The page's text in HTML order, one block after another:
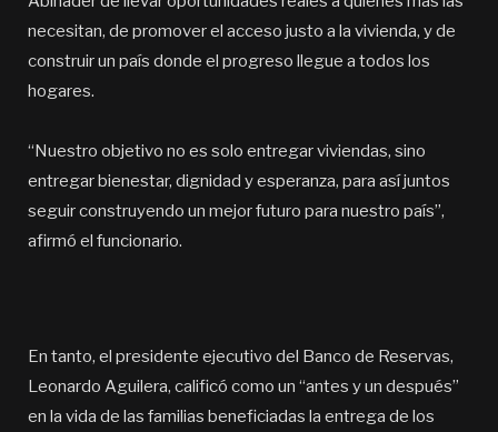
necesitan, de promover el acceso justo a la vivienda, y de
construir un país donde el progreso llegue a todos los
hogares.
“Nuestro objetivo no es solo entregar viviendas, sino
entregar bienestar, dignidad y esperanza, para así juntos
seguir construyendo un mejor futuro para nuestro país”,
afirmó el funcionario.
En tanto, el presidente ejecutivo del Banco de Reservas,
Leonardo Aguilera, calificó como un “antes y un después”
en la vida de las familias beneficiadas la entrega de los